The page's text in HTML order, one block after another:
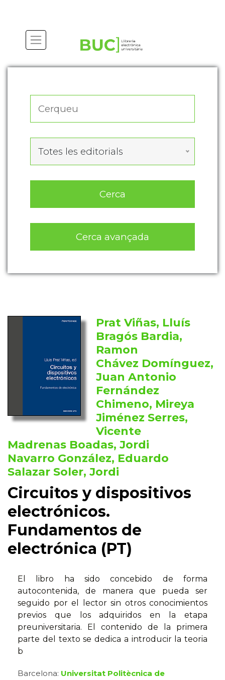
Totes les editorials
Cerca
Cerca avançada
Prat Viñas, Lluís
Bragós Bardia,
Ramon
Chávez Domínguez,
Juan Antonio
Fernández
Chimeno, Mireya
Jiménez Serres,
Vicente
Madrenas Boadas, Jordi
Navarro González, Eduardo
Salazar Soler, Jordi
Circuitos y dispositivos
electrónicos.
Fundamentos de
electrónica (PT)
El libro ha sido concebido de forma
autocontenida, de manera que pueda ser
seguido por el lector sin otros conocimientos
previos que los adquiridos en la etapa
preuniversitaria. El contenido de la primera
parte del texto se dedica a introducir la teoria
b
Barcelona: Universitat Politècnica de